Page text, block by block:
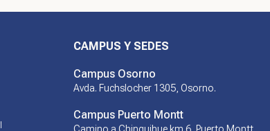
CAMPUS Y SEDES
Campus Osorno
Avda. Fuchslocher 1305, Osorno.
Campus Puerto Montt